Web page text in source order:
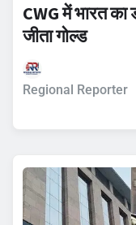
CWG में भारत का
जीता गोल्ड
Regional Reporter